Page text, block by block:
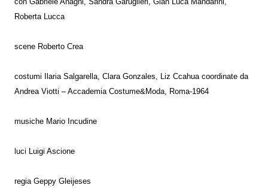
Roberta Lucca
scene Roberto Crea
costumi Ilaria Salgarella, Clara Gonzales, Liz Ccahua coordinate da
Andrea Viotti – Accademia Costume&Moda, Roma-1964
musiche Mario Incudine
luci Luigi Ascione
regia Geppy Gleijeses